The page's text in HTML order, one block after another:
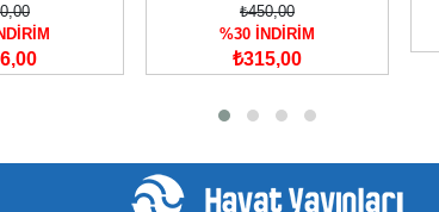
₺450,00
%30 İNDİRİM
₺315,00